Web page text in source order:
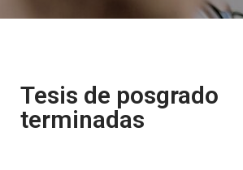
Tesis de posgrado
terminadas